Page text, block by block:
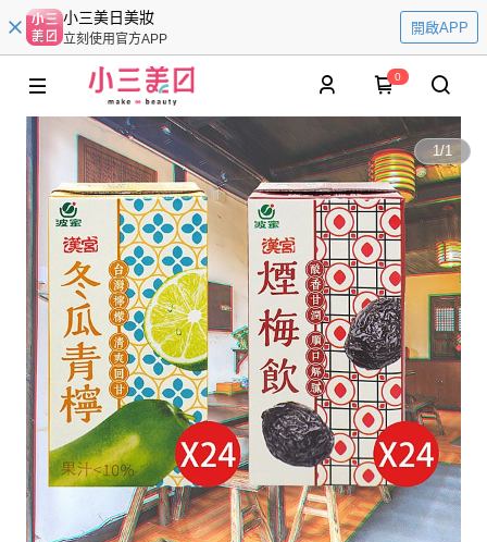
小三美日美妝
立刻使用官方APP
開啟APP
0
1/1